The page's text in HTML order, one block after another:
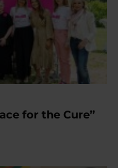
for the Cure”